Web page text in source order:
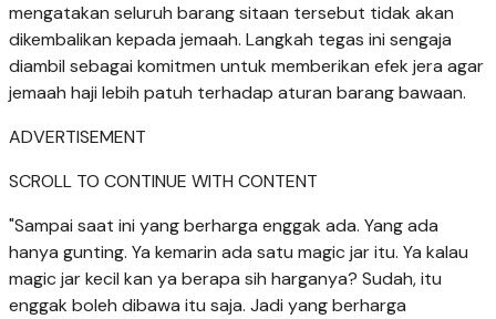
mengatakan seluruh barang sitaan tersebut tidak akan
dikembalikan kepada jemaah. Langkah tegas ini sengaja
diambil sebagai komitmen untuk memberikan efek jera agar
jemaah haji lebih patuh terhadap aturan barang bawaan.
ADVERTISEMENT
SCROLL TO CONTINUE WITH CONTENT
"Sampai saat ini yang berharga enggak ada. Yang ada
hanya gunting. Ya kemarin ada satu magic jar itu. Ya kalau
magic jar kecil kan ya berapa sih harganya? Sudah, itu
enggak boleh dibawa itu saja. Jadi yang berharga